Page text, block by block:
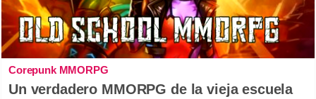
Corepunk MMORPG
Un verdadero MMORPG de la vieja escuela